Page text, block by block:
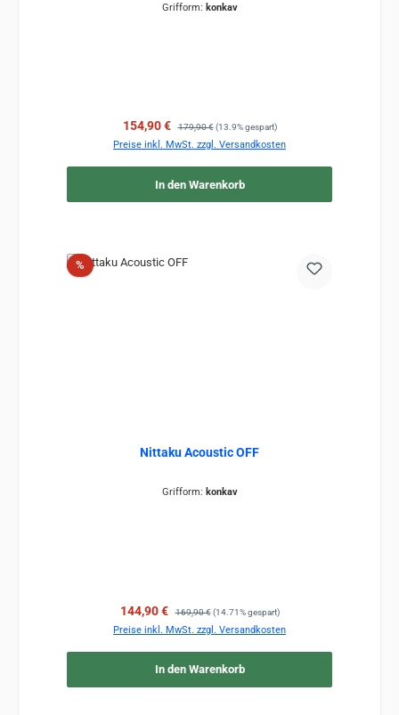
Grifform: konkav
Verkaufspreis:
154,90 € Regulärer Preis:
179,90 € (13.9% gespart)
Preise inkl. MwSt. zzgl. Versandkosten
In den Warenkorb
%Rabatt
Nittaku Acoustic OFF
Grifform: konkav
Verkaufspreis:
144,90 € Regulärer Preis:
169,90 € (14.71% gespart)
Preise inkl. MwSt. zzgl. Versandkosten
In den Warenkorb